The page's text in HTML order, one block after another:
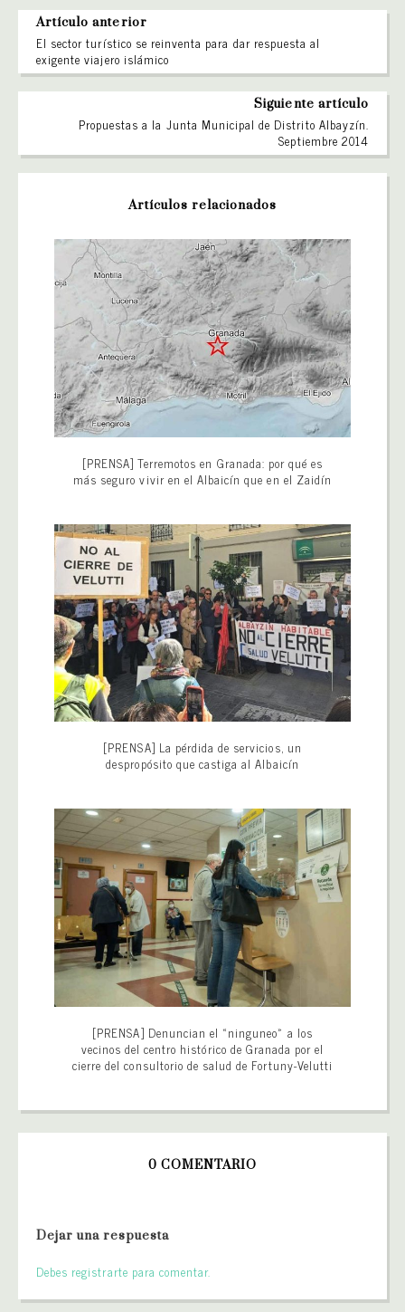
Artículo anterior
El sector turístico se reinventa para dar respuesta al
exigente viajero islámico
Siguiente artículo
Propuestas a la Junta Municipal de Distrito Albayzín.
Septiembre 2014
Artículos relacionados
[PRENSA] Terremotos en Granada: por qué es
más seguro vivir en el Albaicín que en el Zaidín
[PRENSA] La pérdida de servicios, un
despropósito que castiga al Albaicín
[PRENSA] Denuncian el «ninguneo» a los
vecinos del centro histórico de Granada por el
cierre del consultorio de salud de Fortuny-Velutti
0 COMENTARIO
Dejar una respuesta
Debes registrarte para comentar.